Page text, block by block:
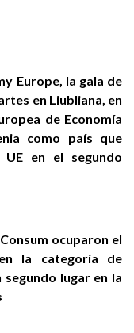
Europe, la gala de
en Liubliana, en
de Economía
como país que
en el segundo
ocuparon el
la categoría de
segundo lugar en la